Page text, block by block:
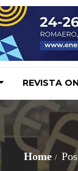
REVISTA
Home